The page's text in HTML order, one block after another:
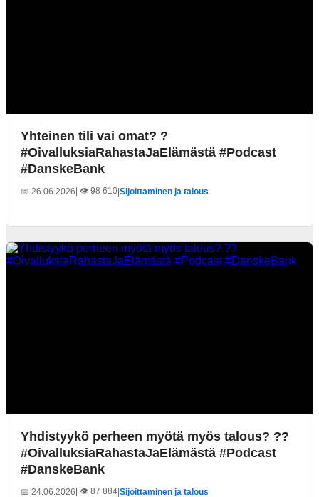
Yhteinen tili vai omat? ?
#OivalluksiaRahastaJaElämästä #Podcast
#DanskeBank
📅 26.06.2026| 👁️ 98 610 Sijoittaminen ja talous
Yhdistyykö perheen myötä myös talous? ??
#OivalluksiaRahastaJaElämästä #Podcast
#DanskeBank
📅 24.06.2026| 👁️ 87 884 Sijoittaminen ja talous